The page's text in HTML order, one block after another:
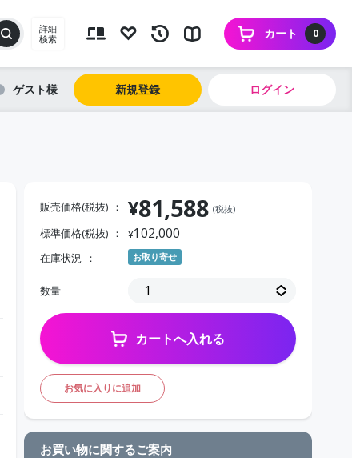
詳細
検索
0
カート
ゲスト 新規登録 ログイン
販売価格(税抜) ¥81,588 (税抜)
標準価格(税抜) ¥102,000
在庫状況 お取り寄せ
数量
カートへ入れる
お気に入りに追加
お買い物に関するご案内